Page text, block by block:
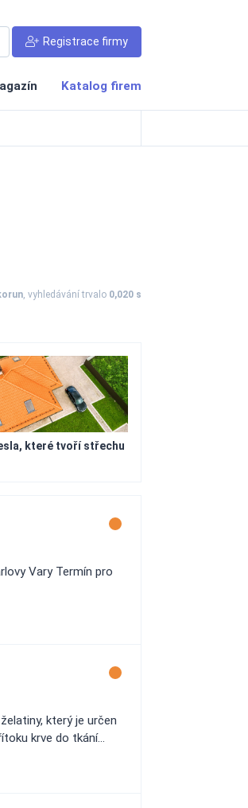
Registrace firmy
Katalog firem
, vyhledávání trvalo 0,020 s
které tvoří střechu
Vary Termín pro
který je určen
krve do tkání...